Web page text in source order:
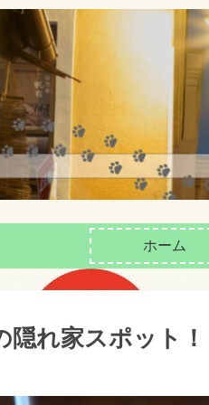
ホーム
隠れ家スポット